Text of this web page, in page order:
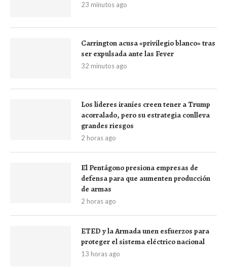
23 minutos ago
Carrington acusa «privilegio blanco» tras
ser expulsada ante las Fever
32 minutos ago
Los líderes iraníes creen tener a Trump
acorralado, pero su estrategia conlleva
grandes riesgos
2 horas ago
El Pentágono presiona empresas de
defensa para que aumenten producción
de armas
2 horas ago
ETED y la Armada unen esfuerzos para
proteger el sistema eléctrico nacional
13 horas ago